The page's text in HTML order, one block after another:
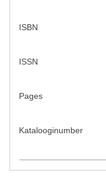
ISBN
ISSN
Pages
Katalooginumber